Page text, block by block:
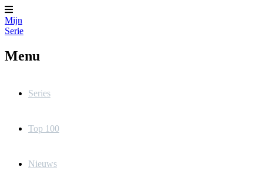
Mijn
Serie
Menu
Series
Top 100
Nieuws